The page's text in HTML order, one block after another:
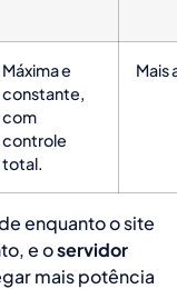
Máxima e
constante,
com
controle
total.
Mais
enquanto o site
e oservidor
mais potência